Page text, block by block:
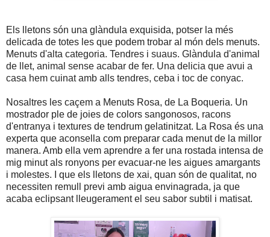
Els lletons són una glàndula exquisida, potser la més
delicada de totes les que podem trobar al món dels menuts.
Menuts d'alta categoria. Tendres i suaus. Glàndula d'animal
de llet, animal sense acabar de fer. Una delicia que avui a
casa hem cuinat amb alls tendres, ceba i toc de conyac.
Nosaltres les caçem a Menuts Rosa, de La Boqueria. Un
mostrador ple de joies de colors sangonosos, racons
d'entranya i textures de tendrum gelatinitzat. La Rosa és una
experta que aconsella com preparar cada menut de la millor
manera. Amb ella vem aprendre a fer una rostada intensa de
mig minut als ronyons per evacuar-ne les aigues amargants
i molestes. I que els lletons de xai, quan són de qualitat, no
necessiten remull previ amb aigua envinagrada, ja que
acaba eclipsant lleugerament el seu sabor subtil i matisat.